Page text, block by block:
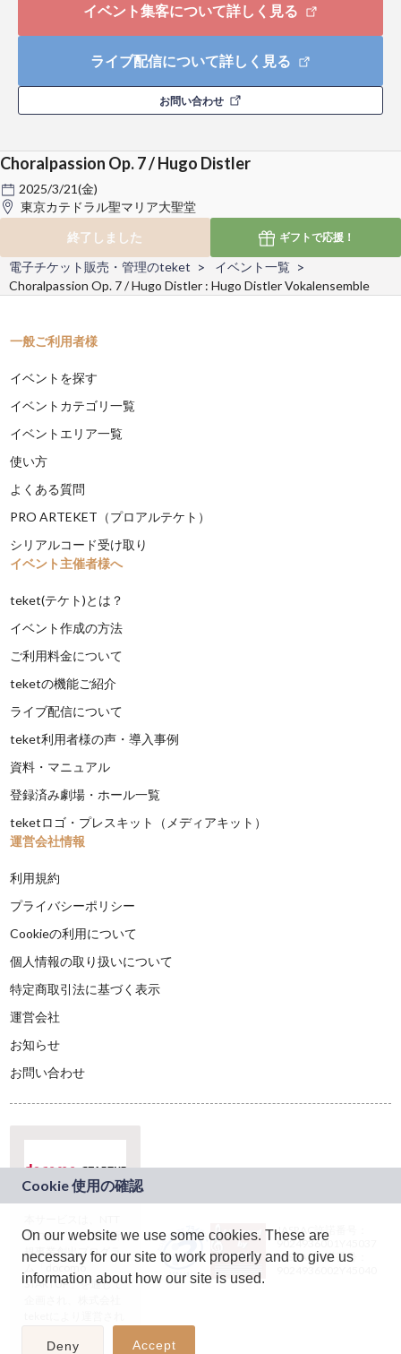
イベント集客について詳しく見る
ライブ配信について詳しく見る
お問い合わせ
Choralpassion Op. 7 / Hugo Distler
2025/3/21(金)
東京カテドラル聖マリア大聖堂
終了しました
ギフトで応援！
電子チケット販売・管理のteket
イベント一覧
Choralpassion Op. 7 / Hugo Distler : Hugo Distler Vokalensemble
一般ご利用者様
イベントを探す
イベントカテゴリ一覧
イベントエリア一覧
使い方
よくある質問
PRO ARTEKET（プロアルテケト）
シリアルコード受け取り
イベント主催者様へ
teket(テケト)とは？
イベント作成の方法
ご利用料金について
teketの機能ご紹介
ライブ配信について
teket利用者様の声・導入事例
資料・マニュアル
登録済み劇場・ホール一覧
teketロゴ・プレスキット（メディアキット）
運営会社情報
利用規約
プライバシーポリシー
Cookieの利用について
個人情報の取り扱いについて
特定商取引法に基づく表示
運営会社
お知らせ
お問い合わせ
ドコモグループの新
規事業創出プログラ
ム「docomo
STARTUP」を通じて
JASRAC許諾番号：
9024936001Y45037
JASRAC許諾番号：
On our website we use some cookies. These are
necessary for our site to work properly and to give us
information about how our site is used.
Deny Accept